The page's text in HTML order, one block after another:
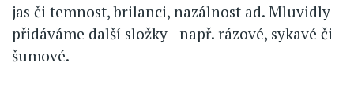
jas či temnost, brilanci, nazálnost ad. Mluvidly
přidáváme další složky - např. rázové, sykavé či
šumové.